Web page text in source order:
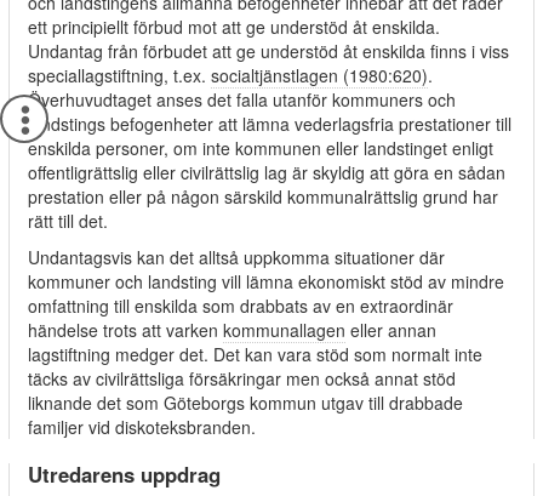
ett principiellt förbud mot att ge understöd åt enskilda.
Undantag från förbudet att ge understöd åt enskilda finns i viss
speciallagstiftning, t.ex. socialtjänstlagen (1980:620).
Överhuvudtaget anses det falla utanför kommuners och
landstings befogenheter att lämna vederlagsfria prestationer till
enskilda personer, om inte kommunen eller landstinget enligt
offentligrättslig eller civilrättslig lag är skyldig att göra en sådan
prestation eller på någon särskild kommunalrättslig grund har
rätt till det.
Undantagsvis kan det alltså uppkomma situationer där
kommuner och landsting vill lämna ekonomiskt stöd av mindre
omfattning till enskilda som drabbats av en extraordinär
händelse trots att varken kommunallagen eller annan
lagstiftning medger det. Det kan vara stöd som normalt inte
täcks av civilrättsliga försäkringar men också annat stöd
liknande det som Göteborgs kommun utgav till drabbade
familjer vid diskoteksbranden.
Utredarens uppdrag